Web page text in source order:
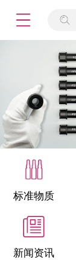
标准物质
新闻资讯
标准物
产品专
微生物
定制标物
定制仪器